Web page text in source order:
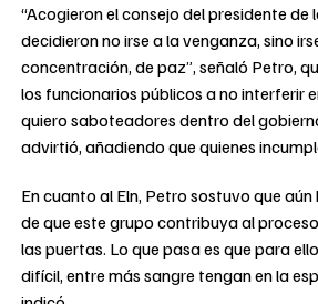
“Acogieron el consejo del presidente de
decidieron no irse a la venganza, sino
concentración, de paz”, señaló Petro,
los funcionarios públicos a no interferir
quiero saboteadores dentro del
advirtió, añadiendo que quienes
En cuanto al Eln, Petro sostuvo que
de que este grupo contribuya al
las puertas. Lo que pasa es que para
difícil, entre más sangre tengan en la